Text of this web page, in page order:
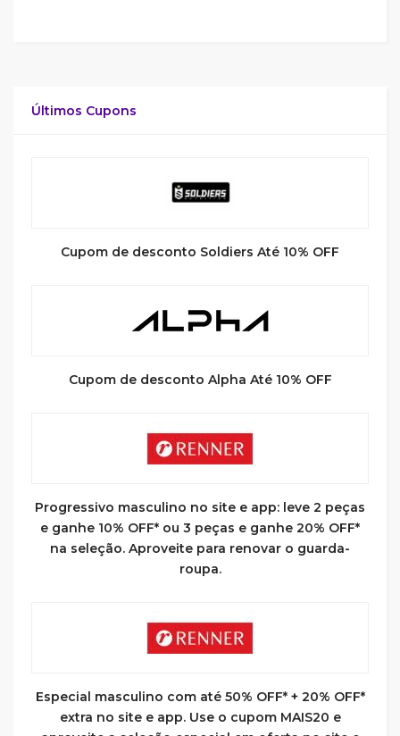
Últimos Cupons
Cupom de desconto Soldiers Até 10% OFF
Cupom de desconto Alpha Até 10% OFF
Progressivo masculino no site e app: leve 2 peças
e ganhe 10% OFF* ou 3 peças e ganhe 20% OFF*
na seleção. Aproveite para renovar o guarda-
roupa.
Especial masculino com até 50% OFF* + 20% OFF*
extra no site e app. Use o cupom MAIS20 e